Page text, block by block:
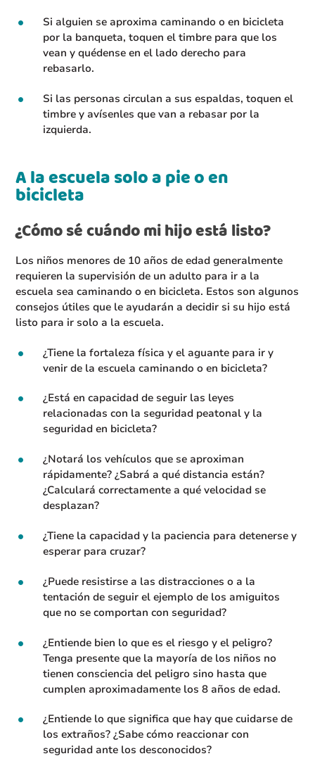
Si alguien se aproxima caminando o en bicicleta
por la banqueta, toquen el timbre para que los
vean y quédense en el lado derecho para
rebasarlo.
Si las personas circulan a sus espaldas, toquen el
timbre y avísenles que van a rebasar por la
izquierda.
A la escuela solo a pie o en
bicicleta
¿Cómo sé cuándo mi hijo está listo?
Los niños menores de 10 años de edad generalmente
requieren la supervisión de un adulto para ir a la
escuela sea caminando o en bicicleta. Estos son algunos
consejos útiles que le ayudarán a decidir si su hijo está
listo para ir solo a la escuela.
¿Tiene la fortaleza física y el aguante para ir y
venir de la escuela caminando o en bicicleta?
¿Está en capacidad de seguir las leyes
relacionadas con la seguridad peatonal y la
seguridad en bicicleta?
¿Notará los vehículos que se aproximan
rápidamente? ¿Sabrá a qué distancia están?
¿Calculará correctamente a qué velocidad se
desplazan?
¿Tiene la capacidad y la paciencia para detenerse y
esperar para cruzar?
¿Puede resistirse a las distracciones o a la
tentación de seguir el ejemplo de los amiguitos
que no se comportan con seguridad?
¿Entiende bien lo que es el riesgo y el peligro?
Tenga presente que la mayoría de los niños no
tienen consciencia del peligro sino hasta que
cumplen aproximadamente los 8 años de edad.
¿Entiende lo que significa que hay que cuidarse de
los extraños? ¿Sabe cómo reaccionar con
seguridad ante los desconocidos?